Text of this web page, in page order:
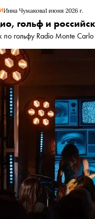
Инна Чумакова1 июня 2026 г.
гольф и
по гольфу Radio Monte Carlo